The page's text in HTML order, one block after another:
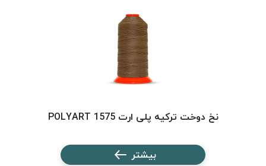
نسوز
Aramid
&
نخ دوخت ترکیه پلی ارت 1575 POLYART
بیشتر